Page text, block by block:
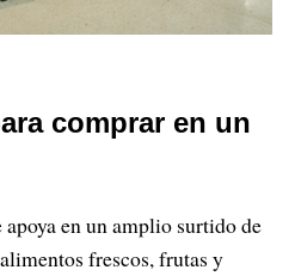
comprar en un
en un amplio surtido de
frescos, frutas y